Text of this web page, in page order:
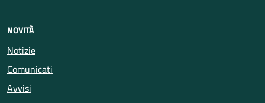
NOVITÀ
Notizie
Comunicati
Avvisi